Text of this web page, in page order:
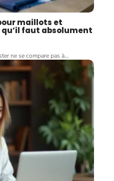
maillots et
faut absolument
ne se compare pas à…